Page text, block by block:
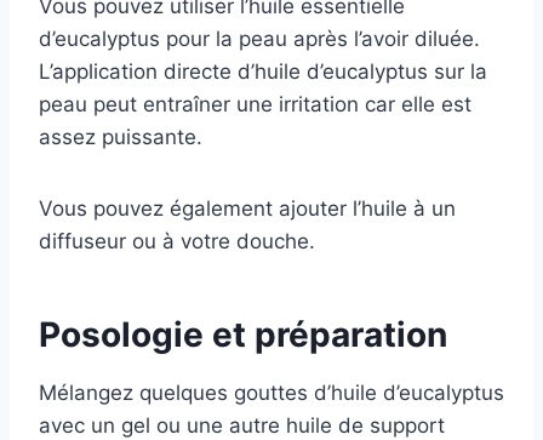
Vous pouvez utiliser l’huile essentielle
d’eucalyptus pour la peau après l’avoir diluée.
L’application directe d’huile d’eucalyptus sur la
peau peut entraîner une irritation car elle est
assez puissante.
Vous pouvez également ajouter l’huile à un
diffuseur ou à votre douche.
Posologie et préparation
Mélangez quelques gouttes d’huile d’eucalyptus
avec un gel ou une autre huile de support